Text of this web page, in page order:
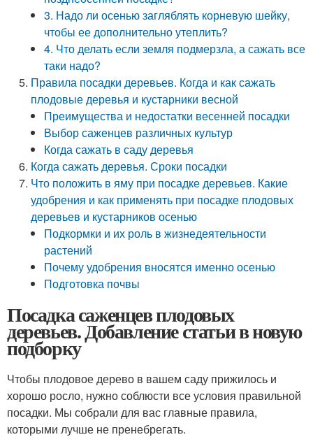
3. Надо ли осенью загляблять корневую шейку,
чтобы ее дополнительно утеплить?
4. Что делать если земля подмерзла, а сажать все
таки надо?
Правила посадки деревьев. Когда и как сажать
плодовые деревья и кустарники весной
Преимущества и недостатки весенней посадки
Выбор саженцев различных культур
Когда сажать в саду деревья
Когда сажать деревья. Сроки посадки
Что положить в яму при посадке деревьев. Какие
удобрения и как применять при посадке плодовых
деревьев и кустарников осенью
Подкормки и их роль в жизнедеятельности
растений
Почему удобрения вносятся именно осенью
Подготовка почвы
Посадка саженцев плодовых
деревьев. Добавление статьи в новую
подборку
Чтобы плодовое дерево в вашем саду прижилось и
хорошо росло, нужно соблюсти все условия правильной
посадки. Мы собрали для вас главные правила,
которыми лучше не пренебрегать.